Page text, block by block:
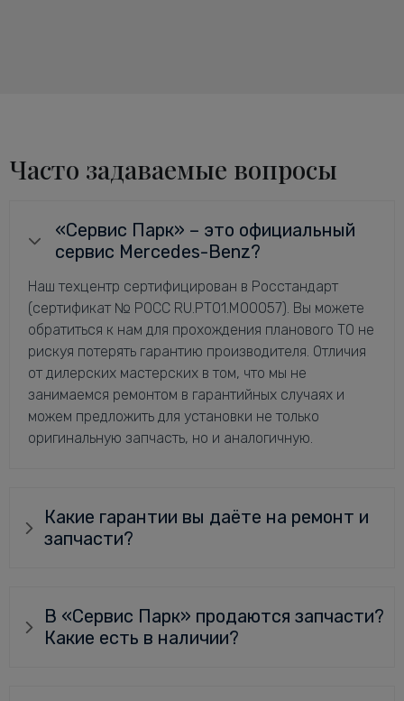
Часто задаваемые вопросы
«Сервис Парк» – это официальный
сервис Mercedes-Benz?
Наш техцентр сертифицирован в Росстандарт
(сертификат № РОСС RU.РТ01.М00057). Вы можете
обратиться к нам для прохождения планового ТО не
рискуя потерять гарантию производителя. Отличия
от дилерских мастерских в том, что мы не
занимаемся ремонтом в гарантийных случаях и
можем предложить для установки не только
оригинальную запчасть, но и аналогичную.
Какие гарантии вы даёте на ремонт и
запчасти?
В «Сервис Парк» продаются запчасти?
Какие есть в наличии?